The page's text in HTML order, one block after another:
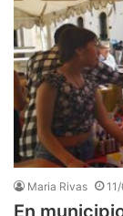
Maria Rivas
En